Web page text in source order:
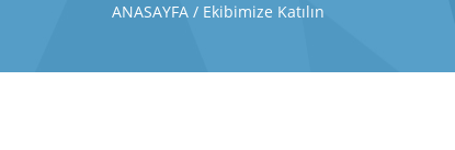
ANASAYFA Ekibimize Katılın